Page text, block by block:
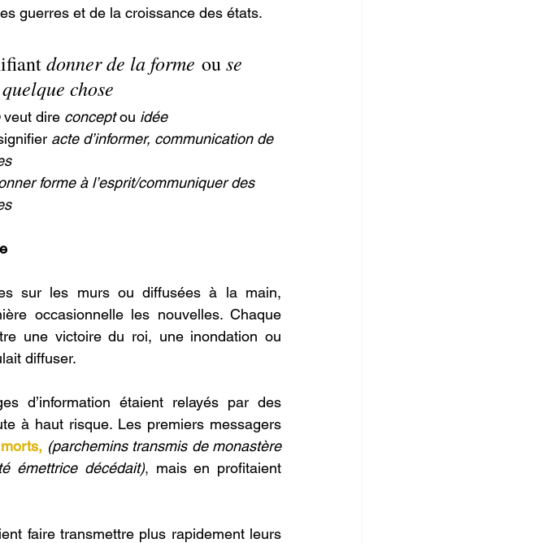
guerres et de la croissance des états.
donner de la forme ou se
chose
veut dire concept ou idée
acte d’informer, communication de
forme à l’esprit/communiquer des
sur les murs ou diffusées à la main,
occasionnelle les nouvelles. Chaque
une victoire du roi, une inondation ou
diffuser.
d’information étaient relayés par des
à haut risque. Les premiers messagers
(parchemins transmis de monastère
émettrice décédait), mais en profitaient
faire transmettre plus rapidement leurs